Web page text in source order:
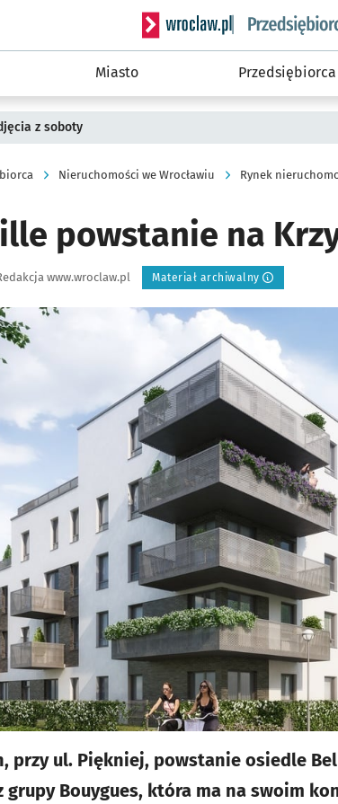
Serwis informacyjny
Miasto Przedsiębiorca
z soboty
Nieruchomości we Wrocławiu Rynek
powstanie na
www.wroclaw.pl Materiał archiwalny
przy ul. Piękniej, powstanie osiedle
grupy Bouygues, która ma na swoim